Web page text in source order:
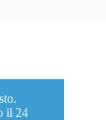
il 24